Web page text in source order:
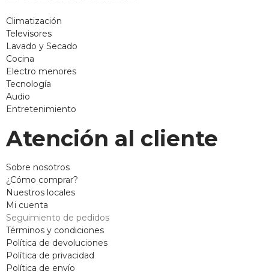
Climatización
Televisores
Lavado y Secado
Cocina
Electro menores
Tecnología
Audio
Entretenimiento
Atención al cliente
Sobre nosotros
¿Cómo comprar?
Nuestros locales
Mi cuenta
Seguimiento de pedidos
Términos y condiciones
Política de devoluciones
Política de privacidad
Política de envío